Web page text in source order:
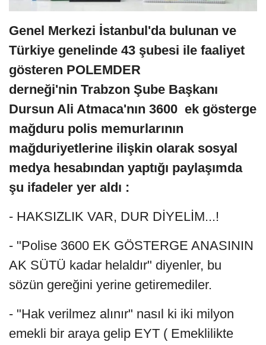
Genel Merkezi İstanbul'da bulunan ve
Türkiye genelinde 43 şubesi ile faaliyet
gösteren POLEMDER
derneği'nin Trabzon Şube Başkanı
Dursun Ali Atmaca'nın 3600 ek gösterge
mağduru polis memurlarının
mağduriyetlerine ilişkin olarak sosyal
medya hesabından yaptığı paylaşımda
şu ifadeler yer aldı :
- HAKSIZLIK VAR, DUR DİYELİM...!
- "Polise 3600 EK GÖSTERGE ANASININ
AK SÜTÜ kadar helaldır" diyenler, bu
sözün gereğini yerine getiremediler.
- "Hak verilmez alınır" nasıl ki iki milyon
emekli bir araya gelip EYT ( Emeklilikte